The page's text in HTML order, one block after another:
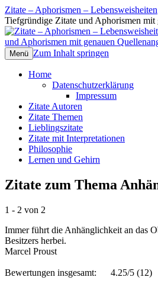
Zitate – Aphorismen – Lebensweisheiten
Tiefgründige Zitate und Aphorismen mit
Menü Zum Inhalt springen
Home
Datenschutzerklärung
Impressum
Zitate Autoren
Zitate Themen
Lieblingszitate
Zitate mit Interpretationen
Philosophie
Lernen und Gehirn
Zitate zum Thema
1 - 2 von 2
Immer führt die Anhänglichkeit an das
Besitzers herbei.
Marcel Proust
Bewertungen insgesamt: 4.25/5 (12)